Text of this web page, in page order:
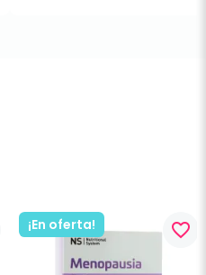
¡En oferta! favorite_border